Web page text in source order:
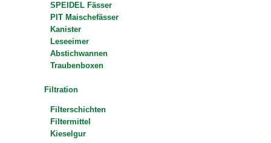
SPEIDEL Fässer
PIT Maischefässer
Kanister
Leseeimer
Abstichwannen
Traubenboxen
Filtration
Filterschichten
Filtermittel
Kieselgur